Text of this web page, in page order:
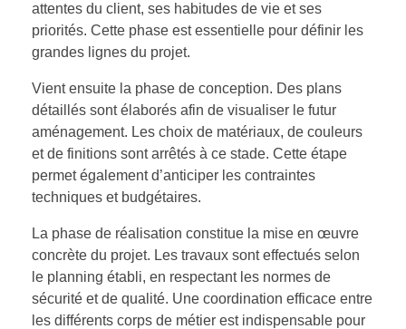
attentes du client, ses habitudes de vie et ses
priorités. Cette phase est essentielle pour définir les
grandes lignes du projet.
Vient ensuite la phase de conception. Des plans
détaillés sont élaborés afin de visualiser le futur
aménagement. Les choix de matériaux, de couleurs
et de finitions sont arrêtés à ce stade. Cette étape
permet également d’anticiper les contraintes
techniques et budgétaires.
La phase de réalisation constitue la mise en œuvre
concrète du projet. Les travaux sont effectués selon
le planning établi, en respectant les normes de
sécurité et de qualité. Une coordination efficace entre
les différents corps de métier est indispensable pour